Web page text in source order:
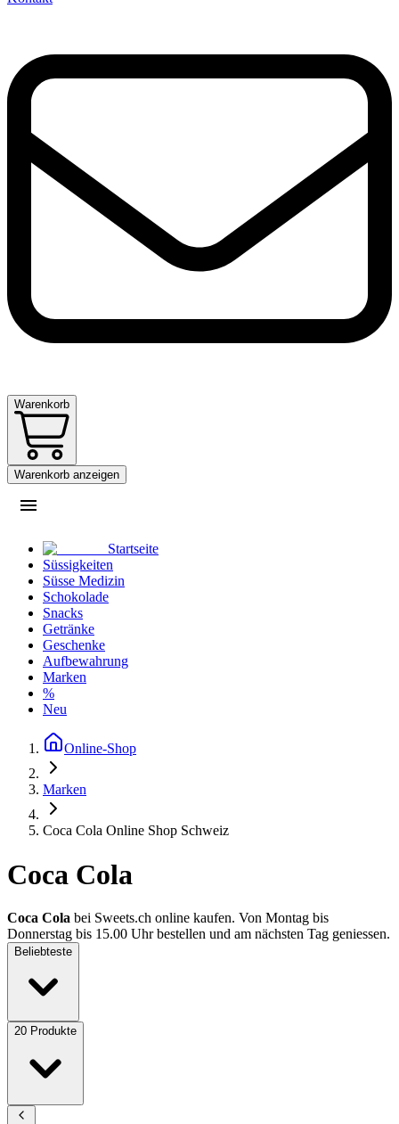
Warenkorb
Warenkorb anzeigen
Startseite
Süssigkeiten
Süsse Medizin
Schokolade
Snacks
Getränke
Geschenke
Aufbewahrung
Marken
%
Neu
Online-Shop
Marken
Coca Cola Online Shop Schweiz
Coca Cola
Coca Cola bei Sweets.ch online kaufen. Von Montag bis
Donnerstag bis 15.00 Uhr bestellen und am nächsten Tag geniessen.
Beliebteste
20 Produkte